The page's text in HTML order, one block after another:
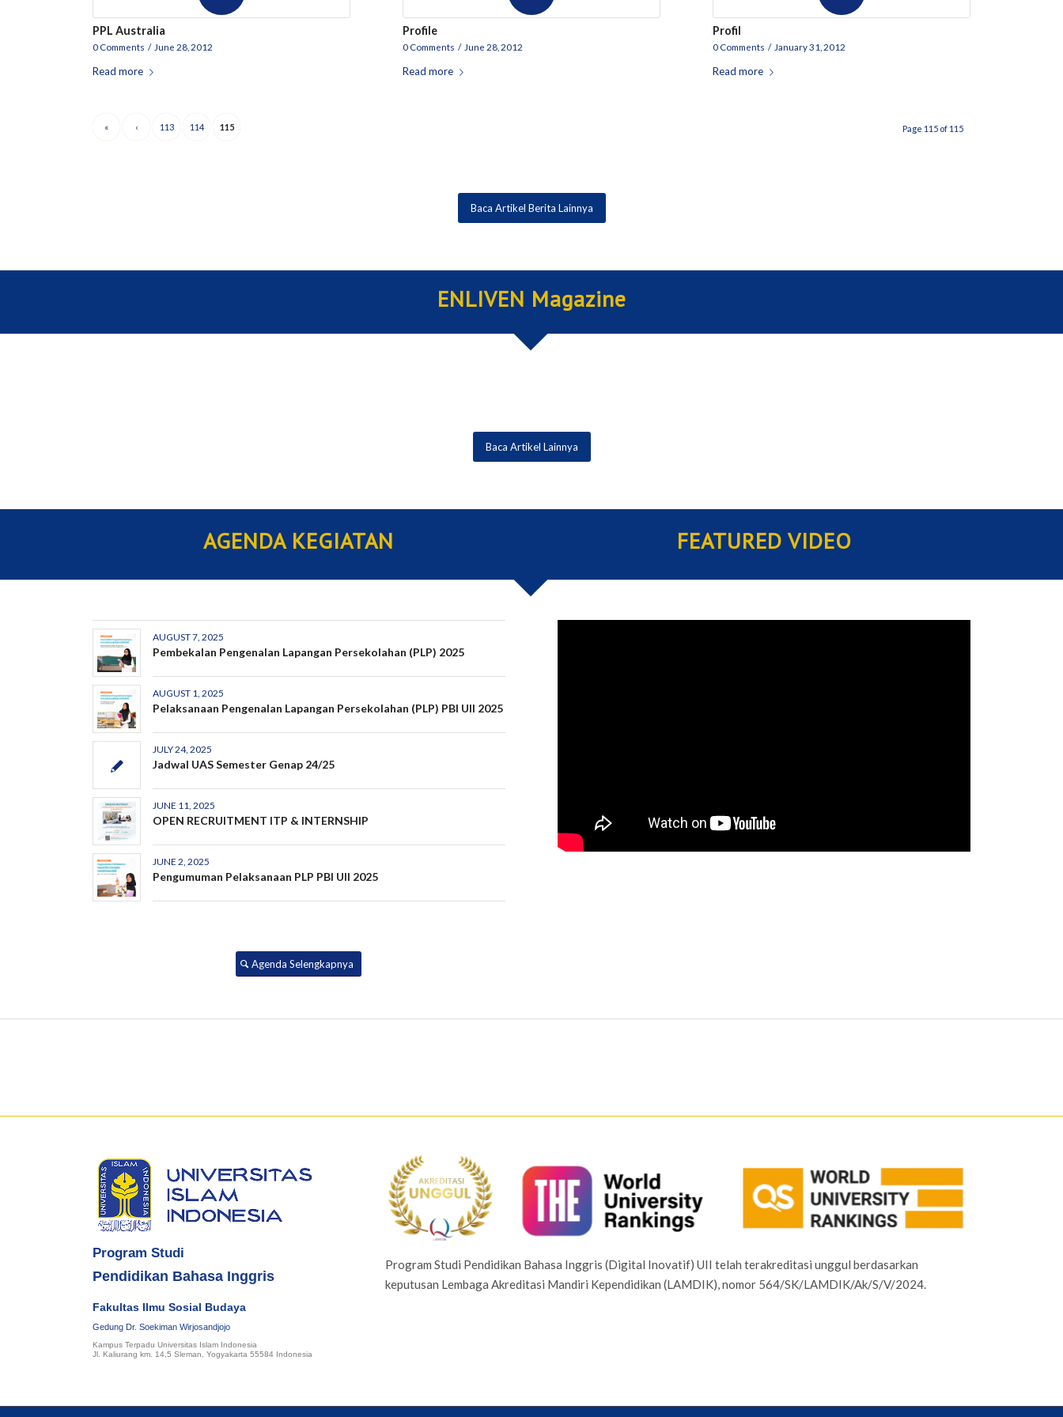
PPL Australia
0 Comments / June 28, 2012
Read more
Profile
0 Comments / June 28, 2012
Read more
Profil
0 Comments / January 31, 2012
Read more
Page 115 of 115
« ‹ 113 114 115
Baca Artikel Berita Lainnya
ENLIVEN Magazine
Baca Artikel Lainnya
AGENDA KEGIATAN FEATURED VIDEO
AUGUST 7, 2025
Pembekalan Pengenalan Lapangan Persekolahan (PLP) 2025
AUGUST 1, 2025
Pelaksanaan Pengenalan Lapangan Persekolahan (PLP) PBI UII 2025
JULY 24, 2025
Jadwal UAS Semester Genap 24/25
JUNE 11, 2025
OPEN RECRUITMENT ITP & INTERNSHIP
JUNE 2, 2025
Pengumuman Pelaksanaan PLP PBI UII 2025
Agenda Selengkapnya
Program Studi
Pendidikan Bahasa Inggris
Fakultas Ilmu Sosial Budaya
Gedung Dr. Soekiman Wirjosandjojo
Kampus Terpadu Universitas Islam Indonesia
Jl. Kaliurang km. 14,5 Sleman, Yogyakarta 55584 Indonesia
Program Studi Pendidikan Bahasa Inggris (Digital Inovatif) UII telah terakreditasi unggul berdasarkan
keputusan Lembaga Akreditasi Mandiri Kependidikan (LAMDIK), nomor 564/SK/LAMDIK/Ak/S/V/2024.